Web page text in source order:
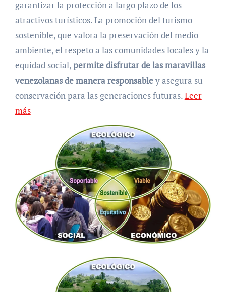
garantizar la protección a largo plazo de los
atractivos turísticos. La promoción del turismo
sostenible, que valora la preservación del medio
ambiente, el respeto a las comunidades locales y la
equidad social,permite disfrutar de las maravillas
venezolanas de manera responsabley asegura su
conservación para las generaciones futuras.Leer
más